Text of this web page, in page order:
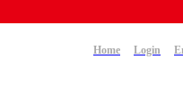
Home Login